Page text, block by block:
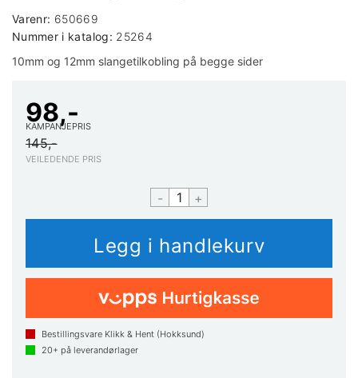
Varenr: 650669
Nummer i katalog: 25264
10mm og 12mm slangetilkobling på begge sider
98,-
KAMPANJEPRIS
145,-
VEILEDENDE PRIS
- +
Bestillingsvare Klikk & Hent (Hokksund)
20+ på leverandørlager